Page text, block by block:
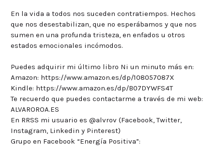
En la vida a todos nos suceden contratiempos. Hechos
que nos desestabilizan, que no esperábamos y que nos
sumen en una profunda tristeza, en enfados u otros
estados emocionales incómodos.
Puedes adquirir mi último libro Ni un minuto más en:
Amazon: https://www.amazon.es/dp/108057087X
Kindle: https://www.amazon.es/dp/B07DYWFS4T
Te recuerdo que puedes contactarme a través de mi web:
ALVAROROA.ES
En RRSS mi usuario es @alvrov (Facebook, Twitter,
Instagram, Linkedin y Pinterest)
Grupo en Facebook “Energía Positiva”: